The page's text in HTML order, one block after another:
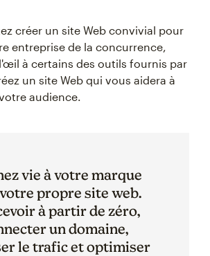
créer un site Web convivial pour
entreprise de la concurrence,
à certains des outils fournis par
un site Web qui vous aidera à
audience.
vie à votre marque
propre site web.
à partir de zéro,
un domaine,
le trafic et optimiser